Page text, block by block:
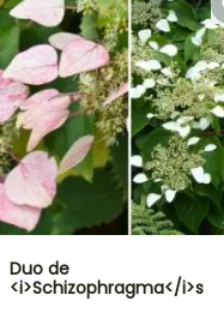
Duo de
<i>Schizophragma</i>s